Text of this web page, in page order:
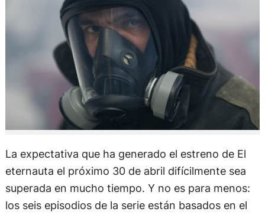
La expectativa que ha generado el estreno de El
eternauta el próximo 30 de abril difícilmente sea
superada en mucho tiempo. Y no es para menos:
los seis episodios de la serie están basados en el